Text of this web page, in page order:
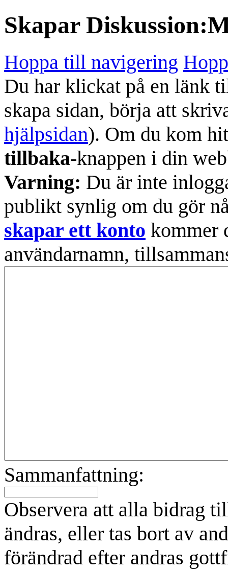
Skapar
Hoppa till navigering
Du har klickat på en länk
skapa sidan, börja att
hjälpsidan). Om du kom
tillbaka-knappen i din
Varning: Du är inte
publikt synlig om du gör
skapar ett konto kommer
användarnamn,
Sammanfattning:
Observera att alla bidrag
ändras, eller tas bort av
förändrad efter andras